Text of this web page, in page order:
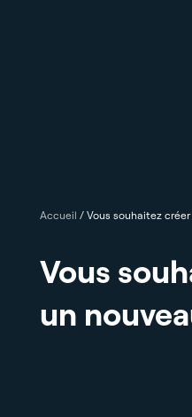
Accueil / Vous souhaitez
Vous
un